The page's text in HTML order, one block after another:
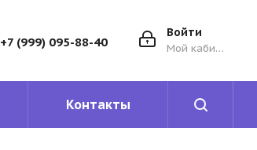
Войти
Мой кабинет
+7 (999) 095-88-40
Контакты